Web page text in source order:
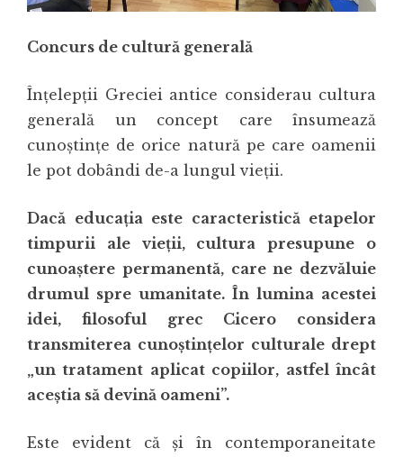
Concurs de cultură generală
Înţelepţii Greciei antice considerau cultura
generală un concept care însumează
cunoştinţe de orice natură pe care oamenii
le pot dobândi de-a lungul vieţii.
Dacă educaţia este caracteristică etapelor
timpurii ale vieţii, cultura presupune o
cunoaştere permanentă, care ne dezvăluie
drumul spre umanitate. În lumina acestei
idei, filosoful grec Cicero considera
transmiterea cunoştinţelor culturale drept
„un tratament aplicat copiilor, astfel încât
aceştia să devină oameni”.
Este evident că şi în contemporaneitate